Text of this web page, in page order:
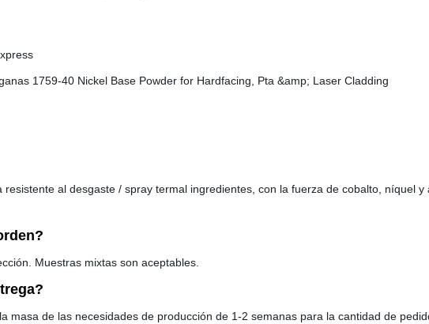
al desgaste / spray termal ingredientes, con la fuerza de cobalto, níquel
Muestras mixtas son aceptables.
masa de las necesidades de producción de 1-2 semanas para la cantidad de